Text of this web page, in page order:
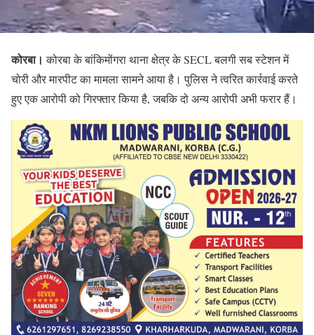
कोरबा।कोरबा के बांकिमोंगरा थाना क्षेत्र के SECL बलगी सब स्टेशन में
चोरी और मारपीट का मामला सामने आया है। पुलिस ने त्वरित कार्रवाई करते
हुए एक आरोपी को गिरफ्तार किया है, जबकि दो अन्य आरोपी अभी फरार हैं।